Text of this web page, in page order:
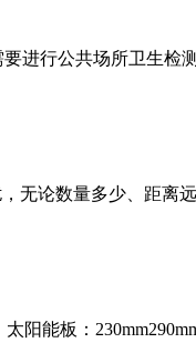
进行公共场所卫生检
无论数量多少、距离
阳能板：